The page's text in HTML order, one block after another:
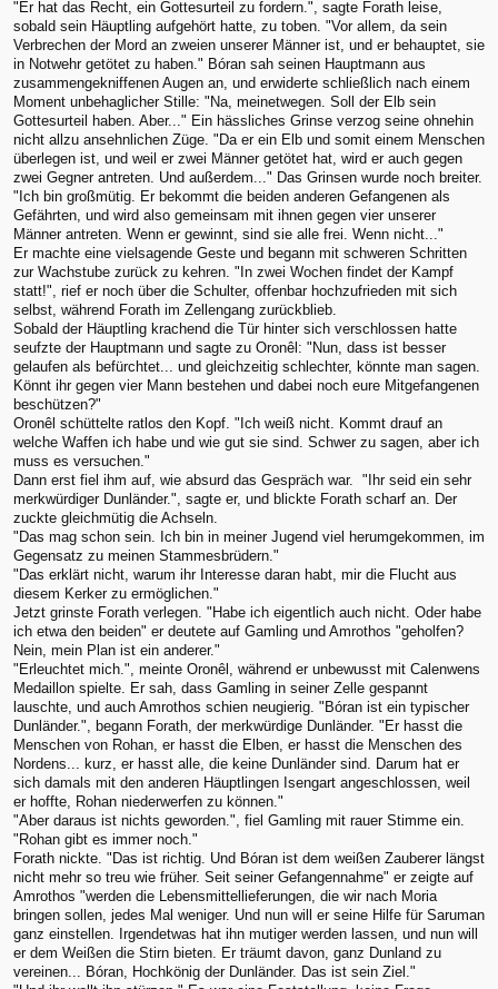
"Er hat das Recht, ein Gottesurteil zu fordern.", sagte Forath leise,
sobald sein Häuptling aufgehört hatte, zu toben. "Vor allem, da sein
Verbrechen der Mord an zweien unserer Männer ist, und er behauptet, sie
in Notwehr getötet zu haben." Bóran sah seinen Hauptmann aus
zusammengekniffenen Augen an, und erwiderte schließlich nach einem
Moment unbehaglicher Stille: "Na, meinetwegen. Soll der Elb sein
Gottesurteil haben. Aber..." Ein hässliches Grinse verzog seine ohnehin
nicht allzu ansehnlichen Züge. "Da er ein Elb und somit einem Menschen
überlegen ist, und weil er zwei Männer getötet hat, wird er auch gegen
zwei Gegner antreten. Und außerdem..." Das Grinsen wurde noch breiter.
"Ich bin großmütig. Er bekommt die beiden anderen Gefangenen als
Gefährten, und wird also gemeinsam mit ihnen gegen vier unserer
Männer antreten. Wenn er gewinnt, sind sie alle frei. Wenn nicht..."
Er machte eine vielsagende Geste und begann mit schweren Schritten
zur Wachstube zurück zu kehren. "In zwei Wochen findet der Kampf
statt!", rief er noch über die Schulter, offenbar hochzufrieden mit sich
selbst, während Forath im Zellengang zurückblieb.
Sobald der Häuptling krachend die Tür hinter sich verschlossen hatte
seufzte der Hauptmann und sagte zu Oronêl: "Nun, dass ist besser
gelaufen als befürchtet... und gleichzeitig schlechter, könnte man sagen.
Könnt ihr gegen vier Mann bestehen und dabei noch eure Mitgefangenen
beschützen?"
Oronêl schüttelte ratlos den Kopf. "Ich weiß nicht. Kommt drauf an
welche Waffen ich habe und wie gut sie sind. Schwer zu sagen, aber ich
muss es versuchen."
Dann erst fiel ihm auf, wie absurd das Gespräch war. "Ihr seid ein sehr
merkwürdiger Dunländer.", sagte er, und blickte Forath scharf an. Der
zuckte gleichmütig die Achseln.
"Das mag schon sein. Ich bin in meiner Jugend viel herumgekommen, im
Gegensatz zu meinen Stammesbrüdern."
"Das erklärt nicht, warum ihr Interesse daran habt, mir die Flucht aus
diesem Kerker zu ermöglichen."
Jetzt grinste Forath verlegen. "Habe ich eigentlich auch nicht. Oder habe
ich etwa den beiden" er deutete auf Gamling und Amrothos "geholfen?
Nein, mein Plan ist ein anderer."
"Erleuchtet mich.", meinte Oronêl, während er unbewusst mit Calenwens
Medaillon spielte. Er sah, dass Gamling in seiner Zelle gespannt
lauschte, und auch Amrothos schien neugierig. "Bóran ist ein typischer
Dunländer.", begann Forath, der merkwürdige Dunländer. "Er hasst die
Menschen von Rohan, er hasst die Elben, er hasst die Menschen des
Nordens... kurz, er hasst alle, die keine Dunländer sind. Darum hat er
sich damals mit den anderen Häuptlingen Isengart angeschlossen, weil
er hoffte, Rohan niederwerfen zu können."
"Aber daraus ist nichts geworden.", fiel Gamling mit rauer Stimme ein.
"Rohan gibt es immer noch."
Forath nickte. "Das ist richtig. Und Bóran ist dem weißen Zauberer längst
nicht mehr so treu wie früher. Seit seiner Gefangennahme" er zeigte auf
Amrothos "werden die Lebensmittellieferungen, die wir nach Moria
bringen sollen, jedes Mal weniger. Und nun will er seine Hilfe für Saruman
ganz einstellen. Irgendetwas hat ihn mutiger werden lassen, und nun will
er dem Weißen die Stirn bieten. Er träumt davon, ganz Dunland zu
vereinen... Bóran, Hochkönig der Dunländer. Das ist sein Ziel."